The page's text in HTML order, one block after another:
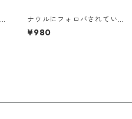
ナウルにフォロバされてい
ますステッカー
¥980